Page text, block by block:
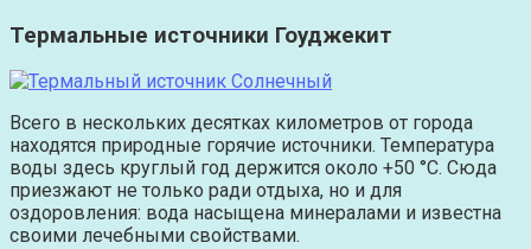
Термальные источники Гоуджекит
Всего в нескольких десятках километров от города
находятся природные горячие источники. Температура
воды здесь круглый год держится около +50 °C. Сюда
приезжают не только ради отдыха, но и для
оздоровления: вода насыщена минералами и известна
своими лечебными свойствами.